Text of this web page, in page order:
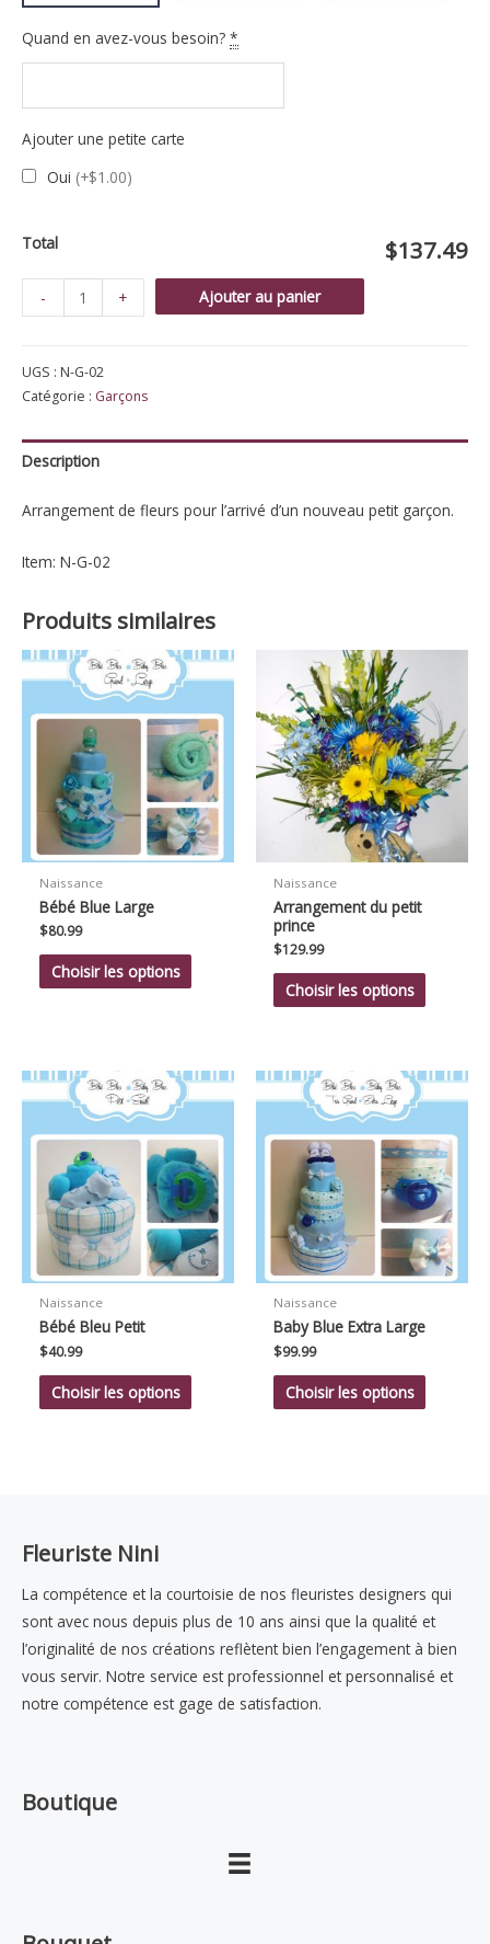
Quand en avez-vous besoin? *
Ajouter une petite carte
Oui (+$1.00)
Total $137.49
-
de
un
garçon!
+ Ajouter au panier
UGS : N-G-02
Catégorie : Garçons
Description
Arrangement de fleurs pour l’arrivé d’un nouveau petit garçon.
Item: N-G-02
Produits similaires
Naissance
Bébé Blue Large
$80.99
Choisir les options
Naissance
Arrangement du petit
prince
$129.99
Choisir les options
Naissance
Bébé Bleu Petit
$40.99
Choisir les options
Naissance
Baby Blue Extra Large
$99.99
Choisir les options
Fleuriste Nini
La compétence et la courtoisie de nos fleuristes designers qui
sont avec nous depuis plus de 10 ans ainsi que la qualité et
l’originalité de nos créations reflètent bien l’engagement à bien
vous servir. Notre service est professionnel et personnalisé et
notre compétence est gage de satisfaction.
Boutique